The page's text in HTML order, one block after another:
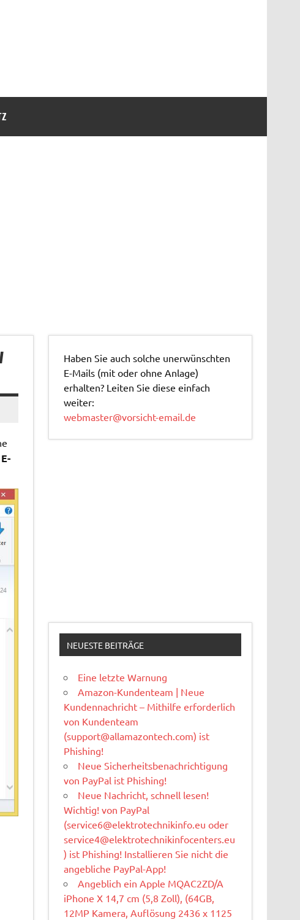
Haben Sie auch solche unerwünschten
E-Mails (mit oder ohne Anlage)
erhalten? Leiten Sie diese einfach
weiter:
webmaster@vorsicht-email.de
NEUESTE BEITRÄGE
Eine letzte Warnung
Amazon-Kundenteam | Neue
Kundennachricht – Mithilfe erforderlich
von Kundenteam
(support@allamazontech.com) ist
Phishing!
Neue Sicherheitsbenachrichtigung
von PayPal ist Phishing!
Neue Nachricht, schnell lesen!
Wichtig! von PayPal
(service6@elektrotechnikinfo.eu oder
service4@elektrotechnikinfocenters.eu
) ist Phishing! Installieren Sie nicht die
angebliche PayPal-App!
Angeblich ein Apple MQAC2ZD/A
iPhone X 14,7 cm (5,8 Zoll), (64GB,
12MP Kamera, Auflösung 2436 x 1125